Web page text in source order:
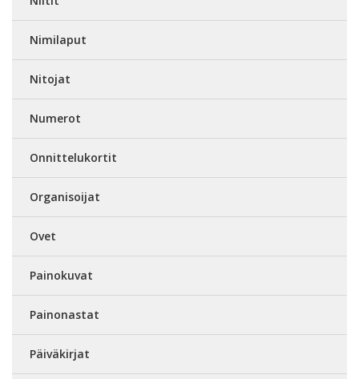
Nimilaput
Nitojat
Numerot
Onnittelukortit
Organisoijat
Ovet
Painokuvat
Painonastat
Päiväkirjat